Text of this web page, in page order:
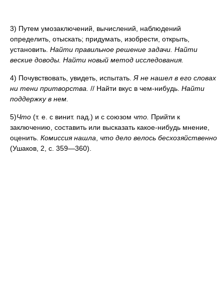
3) Путем умозаключений, вычислений, наблюдений
определить, отыскать; придумать, изобрести, открыть,
установить. Найти правильное решение задачи. Найти
веские доводы. Найти новый метод исследования.
4) Почувствовать, увидеть, испытать. Я не нашел в его словах
ни тени притворства. // Найти вкус в чем-нибудь. Найти
поддержку в нем.
5)Что (т. е. с винит. пад.) и с союзом что. Прийти к
заключению, составить или высказать какое-нибудь мнение,
оценить. Комиссия нашла
что дело велось бесхозяйственно
(Ушаков, 2, с. 359—360).